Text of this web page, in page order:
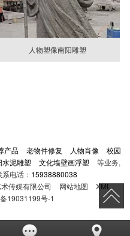
人物塑像南阳雕塑
产品 老物件修复 人物肖像
校园
水泥雕塑 文化墙壁画浮塑
等业务,
电话： 15938880038
传媒有限公司 网站地图
XML
19031199号-1